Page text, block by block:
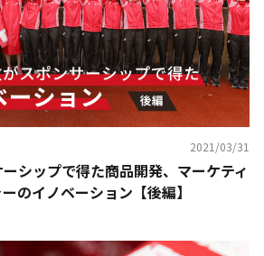
2021/03/31
シップで得た商品開発、マーケティ
のイノベーション【後編】